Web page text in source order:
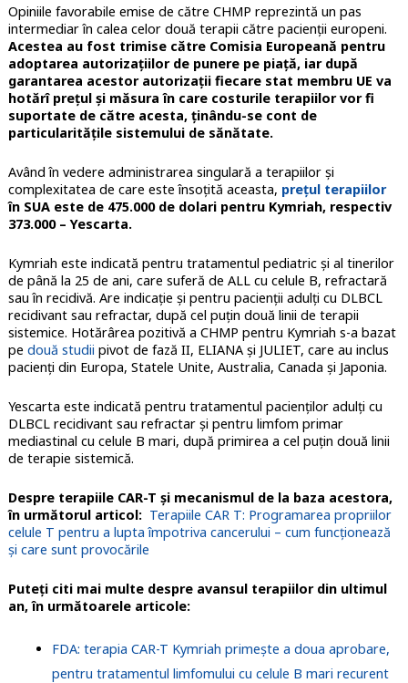
Opiniile favorabile emise de către CHMP reprezintă un pas
intermediar în calea celor două terapii către pacienții europeni.
Acestea au fost trimise către Comisia Europeană pentru
adoptarea autorizațiilor de punere pe piață, iar după
garantarea acestor autorizații fiecare stat membru UE va
hotărî prețul și măsura în care costurile terapiilor vor fi
suportate de către acesta, ținându-se cont de
particularitățile sistemului de sănătate.
Având în vedere administrarea singulară a terapiilor și
complexitatea de care este însoțită aceasta, prețul terapiilor
în SUA este de 475.000 de dolari pentru Kymriah, respectiv
373.000 – Yescarta.
Kymriah este indicată pentru tratamentul pediatric și al tinerilor
de până la 25 de ani, care suferă de ALL cu celule B, refractară
sau în recidivă. Are indicație și pentru pacienții adulți cu DLBCL
recidivant sau refractar, după cel puțin două linii de terapii
sistemice. Hotărârea pozitivă a CHMP pentru Kymriah s-a bazat
pe două studii pivot de fază II, ELIANA și JULIET, care au inclus
pacienți din Europa, Statele Unite, Australia, Canada și Japonia.
Yescarta este indicată pentru tratamentul pacienților adulți cu
DLBCL recidivant sau refractar și pentru limfom primar
mediastinal cu celule B mari, după primirea a cel puțin două linii
de terapie sistemică.
Despre terapiile CAR-T și mecanismul de la baza acestora,
în următorul articol: Terapiile CAR T: Programarea propriilor
celule T pentru a lupta împotriva cancerului – cum funcționează
și care sunt provocările
Puteți citi mai multe despre avansul terapiilor din ultimul
an, în următoarele articole:
FDA: terapia CAR-T Kymriah primește a doua aprobare,
pentru tratamentul limfomului cu celule B mari recurent